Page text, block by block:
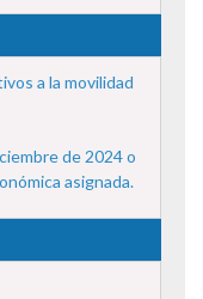
a la movilidad
de 2024 o
asignada.